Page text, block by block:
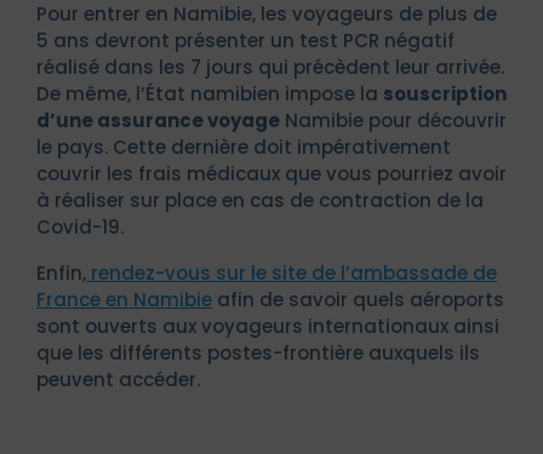
Pour entrer en Namibie, les voyageurs de plus de
5 ans devront présenter un test PCR négatif
réalisé dans les 7 jours qui précèdent leur arrivée.
De même, l’État namibien impose la souscription
d’une assurance voyage Namibie pour découvrir
le pays. Cette dernière doit impérativement
couvrir les frais médicaux que vous pourriez avoir
à réaliser sur place en cas de contraction de la
Covid-19.
Enfin, rendez-vous sur le site de l’ambassade de
France en Namibie afin de savoir quels aéroports
sont ouverts aux voyageurs internationaux ainsi
que les différents postes-frontière auxquels ils
peuvent accéder.